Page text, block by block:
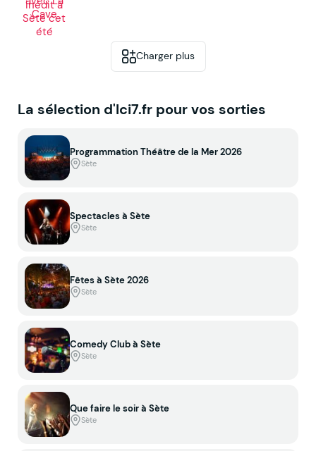
Charger plus
La sélection d'Ici7.fr pour vos sorties
Programmation Théâtre de la Mer 2026
Sète
Spectacles à Sète
Sète
Fêtes à Sète 2026
Sète
Comedy Club à Sète
Sète
Que faire le soir à Sète
Sète